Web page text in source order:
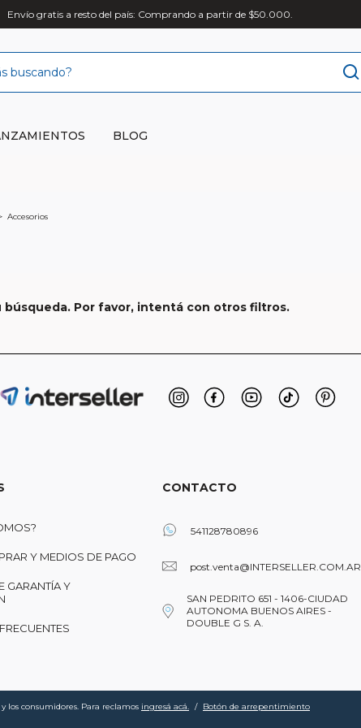
Envío gratis a resto del país: Comprando a partir de $50.000.
BLOG
Accesorios
búsqueda. Por favor, intentá con otros filtros.
Y MEDIOS DE PAGO
GARANTÍA Y
CONTACTO
541128780896
post.venta@INTERSELLER.COM.AR
SAN PEDRITO 651 - 1406-CIUDAD
AUTONOMA BUENOS AIRES -
DOUBLE G S. A.
y los consumidores. Para reclamos ingresá acá. / Botón de arrepentimiento